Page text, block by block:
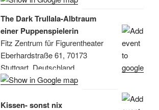
The Dark Trullala-Albtraum
einer Puppenspielerin
Fitz Zentrum für Figurentheater
Eberhardstraße 61, 70173
Stuttgart, Deutschland
Kissen- sonst nix